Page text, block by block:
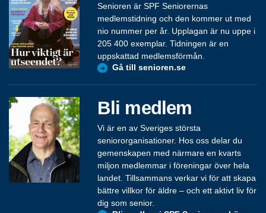
Senioren är SPF Seniorernas
medlemstidning och den kommer ut med
nio nummer per år. Upplagan är nu uppe i
205 400 exemplar. Tidningen är en
uppskattad medlemsförmån.
Gå till senioren.se
Bli medlem
Vi är en av Sveriges största
seniororganisationer. Hos oss delar du
gemenskapen med närmare en kvarts
miljon medlemmar i föreningar över hela
landet. Tillsammans verkar vi för att skapa
bättre villkor för äldre – och ett aktivt liv för
dig som senior.